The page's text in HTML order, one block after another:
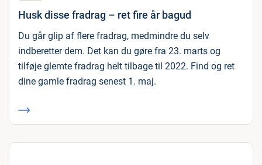
Husk disse fradrag – ret fire år bagud
Du går glip af flere fradrag, medmindre du selv
indberetter dem. Det kan du gøre fra 23. marts og
tilføje glemte fradrag helt tilbage til 2022. Find og ret
dine gamle fradrag senest 1. maj.